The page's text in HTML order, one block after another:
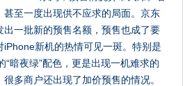
甚至一度出现供不应求的局面。京东
一批新的预售名额，预售也成了要
新机的热情可见一斑。特别是
“暗夜绿”配色，更是出现一机难求的
多商户还出现了加价预售的情况。